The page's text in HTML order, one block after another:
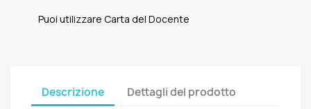
Puoi utilizzare Carta del Docente
Descrizione Dettagli del prodotto